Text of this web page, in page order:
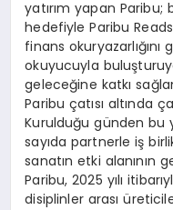
yatırım yapan Paribu;
hedefiyle Paribu
finans okuryazarlığını
okuyucuyla
geleceğine katkı
Paribu çatısı altında
Kurulduğu günden bu
sayıda partnerle iş
sanatın etki alanının
Paribu, 2025 yılı
disiplinler arası